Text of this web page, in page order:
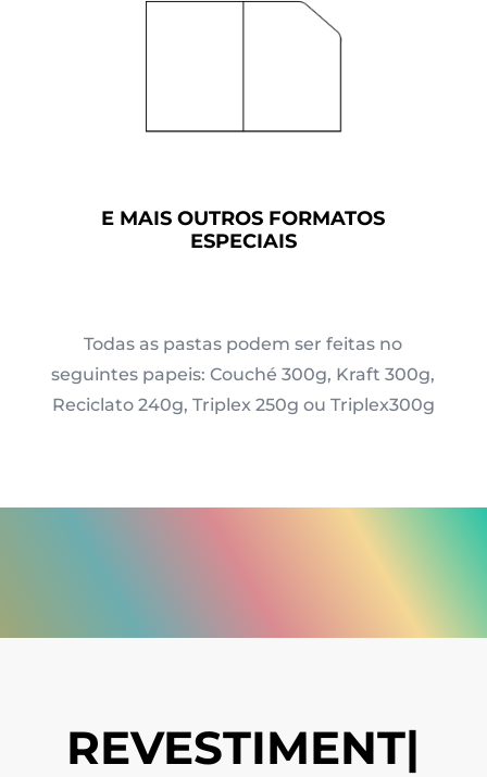
E MAIS OUTROS FORMATOS
ESPECIAIS
Todas as pastas podem ser feitas no
seguintes papeis: Couché 300g, Kraft 300g,
Reciclato 240g, Triplex 250g ou Triplex300g
REVESTIMENTOS